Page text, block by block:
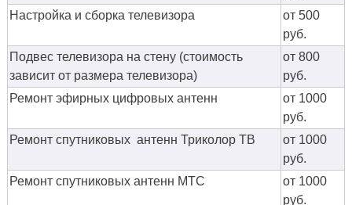
Настройка и сборка телевизора
от 500
руб.
Подвес телевизора на стену (стоимость
зависит от размера телевизора)
от 800
руб.
Ремонт эфирных цифровых антенн
от 1000
руб.
Ремонт спутниковых антенн Триколор ТВ
от 1000
руб.
Ремонт спутниковых антенн МТС
от 1000
руб.